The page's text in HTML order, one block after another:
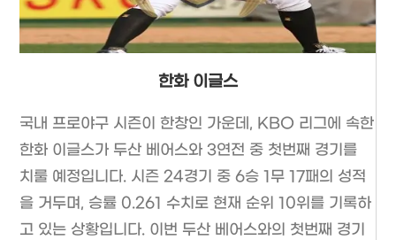
한화 이글스
국내 프로야구 시즌이 한창인 가운데, KBO 리그에 속한
한화 이글스가 두산 베어스와 3연전 중 첫번째 경기를
치룰 예정입니다. 시즌 24경기 중 6승 1무 17패의 성적
을 거두며, 승률 0.261 수치로 현재 순위 10위를 기록하
고 있는 상황입니다. 이번 두산 베어스와의 첫번째 경기